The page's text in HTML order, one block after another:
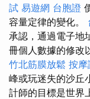
試 易遊網 台胞證
容量定律的變化。
承認，通過電子地
冊個人數據的修改
竹北筋膜放鬆 按摩
峰或玩迷失的沙丘
計師的目標是世界